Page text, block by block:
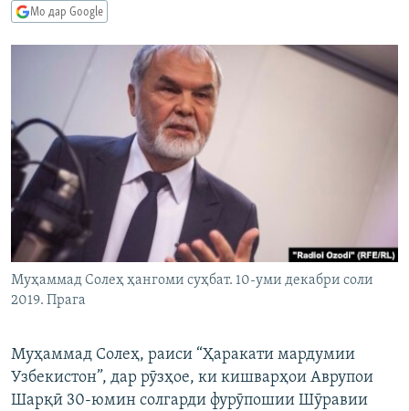
НИГОРИСТОН
ГУЗОРИШҲОИ РАДИОӢ
КИТОБҲОИ ОЗОДӢ
ПАЙГИРӢ КУНЕД
Ҳамаи сомонаҳои RFE/RL
Мо дар Google
Муҳаммад Солеҳ ҳангоми суҳбат. 10-уми декабри соли
2019. Прага
Муҳаммад Солеҳ, раиси “Ҳаракати мардумии
Узбекистон”, дар рӯзҳое, ки кишварҳои Аврупои
Шарқӣ 30-юмин солгарди фурӯпошии Шӯравии